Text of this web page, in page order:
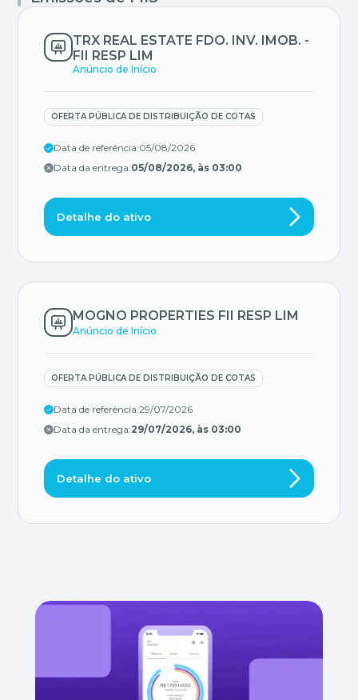
TRX REAL ESTATE FDO. INV. IMOB. -
FII RESP LIM
Anúncio de Início
OFERTA PÚBLICA DE DISTRIBUIÇÃO DE COTAS
Data de referência:05/08/2026
Data da entrega:05/08/2026, às 03:00
Detalhe do ativo
MOGNO PROPERTIES FII RESP LIM
Anúncio de Início
OFERTA PÚBLICA DE DISTRIBUIÇÃO DE COTAS
Data de referência:29/07/2026
Data da entrega:29/07/2026, às 03:00
Detalhe do ativo